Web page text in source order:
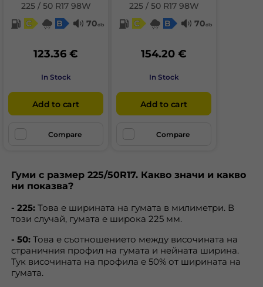
225 / 50 R17 98W
C
B 70db
123.36 €
In Stock
Add to cart
Compare
225 / 50 R17 98W
C
B 70db
154.20 €
In Stock
Add to cart
Compare
Гуми с размер 225/50R17. Какво значи и какво
ни показва?
- 225: Това е ширината на гумата в милиметри. В
този случай, гумата е широка 225 мм.
- 50: Това е съотношението между височината на
страничния профил на гумата и нейната ширина.
Тук височината на профила е 50% от ширината на
гумата.